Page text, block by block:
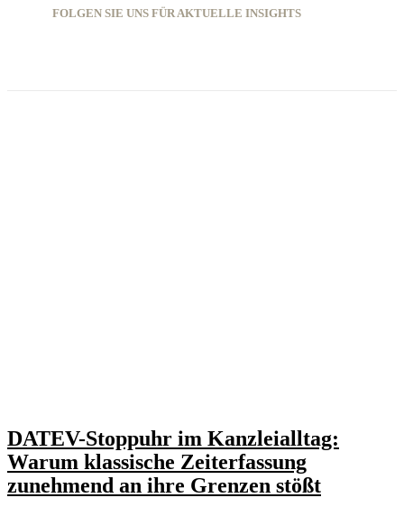
FOLGEN SIE UNS FÜR AKTUELLE INSIGHTS
DATEV-Stoppuhr im Kanzleialltag:
Warum klassische Zeiterfassung
zunehmend an ihre Grenzen stößt